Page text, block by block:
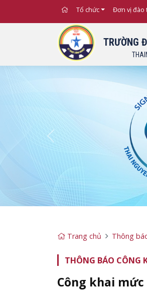
Tổ chức Đơn vị đào
Thông báo Ngưỡng
TRƯỜNG
Previous
Trang chủ Thông
THÔNG BÁO CÔNG
Công khai